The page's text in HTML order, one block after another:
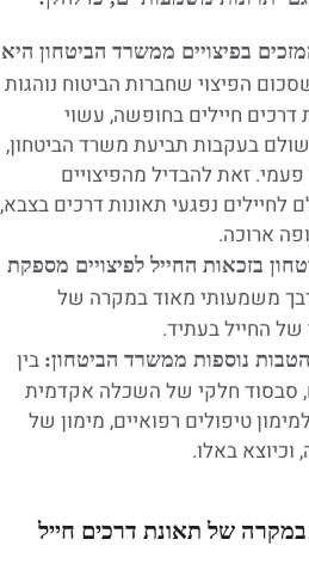
בפיצויים ממשרד הביטחון היא
הפיצוי שחברות הביטוח נוהגות
חיילים בחופשה, עשוי
בעקבות תביעת משרד הביטחון,
זאת להבדיל מהפיצויים
נפגעי תאונות דרכים בצבא,
ארוכה.
בזכאות החייל לפיצויים מספקת
משמעותי מאוד במקרה של
החייל בעתיד.
נוספות ממשרד הביטחון: בין
סבסוד חלקי של השכלה אקדמית
טיפולים רפואיים, מימון של
וכיוצא באלו.
של תאונת דרכים חייל